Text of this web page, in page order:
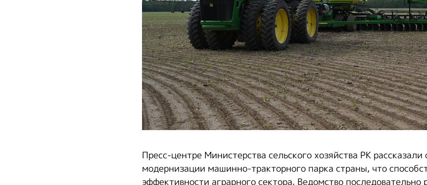
Пресс-центре Министерства сельского хозяйства РК рассказали
модернизации машинно-тракторного парка страны, что
эффективности аграрного сектора. Ведомство